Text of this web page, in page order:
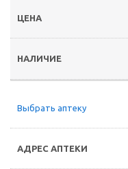
Выбрать аптеку